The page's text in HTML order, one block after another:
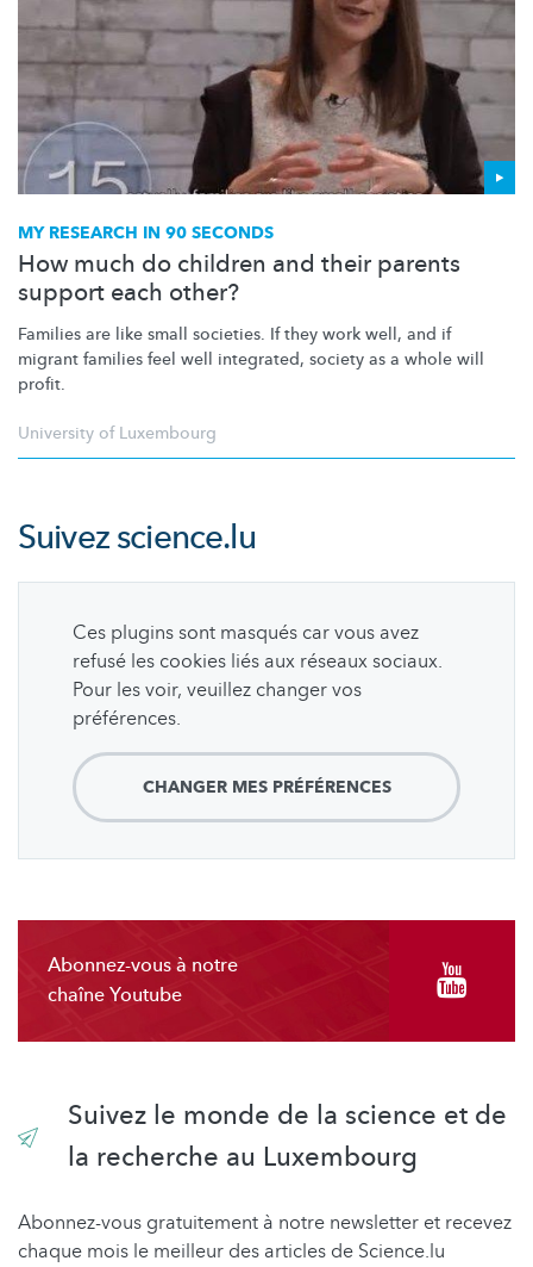
MY RESEARCH IN 90 SECONDS
How much do children and their parents
support each other?
Families are like small societies. If they work well, and if
migrant families feel well integrated, society as a whole will
profit.
University of Luxembourg
Suivezscience.lu
Ces plugins sont masqués car vous avez
refusé les cookies liés aux réseaux sociaux.
Pour les voir, veuillez changer vos
préférences.
CHANGER MES PRÉFÉRENCES
Abonnez-vous à notre
chaîne Youtube
Suivez le monde de la science et de
la recherche au Luxembourg
Abonnez-vous gratuitement à notre newsletter et recevez
chaque mois le meilleur des articles de Science.lu